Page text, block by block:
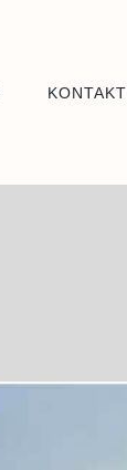
KONTAKT